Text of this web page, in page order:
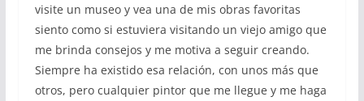
visite un museo y vea una de mis obras favoritas
siento como si estuviera visitando un viejo amigo que
me brinda consejos y me motiva a seguir creando.
Siempre ha existido esa relación, con unos más que
otros, pero cualquier pintor que me llegue y me haga